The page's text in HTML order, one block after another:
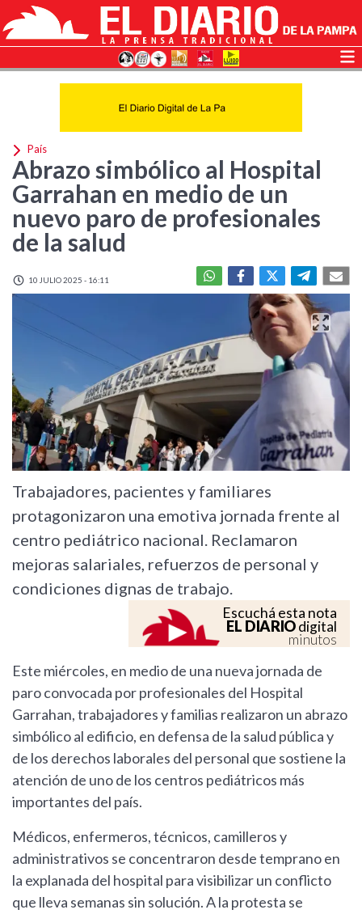
País
Abrazo simbólico al Hospital
Garrahan en medio de un
nuevo paro de profesionales
de la salud
10 JULIO 2025 - 16:11
Trabajadores, pacientes y familiares
protagonizaron una emotiva jornada frente al
centro pediátrico nacional. Reclamaron
mejoras salariales, refuerzos de personal y
condiciones dignas de trabajo.
Escuchá esta nota
EL DIARIOdigital
minutos
Este miércoles, en medio de una nueva jornada de
paro convocada por profesionales del Hospital
Garrahan, trabajadores y familias realizaron un abrazo
simbólico al edificio, en defensa de la salud pública y
de los derechos laborales del personal que sostiene la
atención de uno de los centros pediátricos más
importantes del país.
Médicos, enfermeros, técnicos, camilleros y
administrativos se concentraron desde temprano en
la explanada del hospital para visibilizar un conflicto
que lleva semanas sin solución. A la protesta se